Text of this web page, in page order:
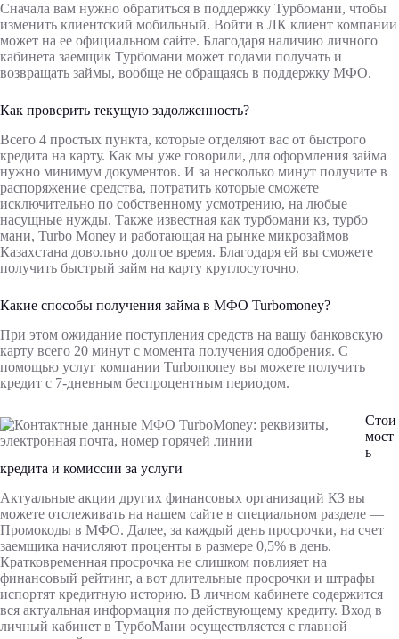
Сначала вам нужно обратиться в поддержку Турбомани, чтобы
изменить клиентский мобильный. Войти в ЛК клиент компании
может на ее официальном сайте. Благодаря наличию личного
кабинета заемщик Турбомани может годами получать и
возвращать займы, вообще не обращаясь в поддержку МФО.
Как проверить текущую задолженность?
Всего 4 простых пункта, которые отделяют вас от быстрого
кредита на карту. Как мы уже говорили, для оформления займа
нужно минимум документов. И за несколько минут получите в
распоряжение средства, потратить которые сможете
исключительно по собственному усмотрению, на любые
насущные нужды. Также известная как турбомани кз, турбо
мани, Turbo Money и работающая на рынке микрозаймов
Казахстана довольно долгое время. Благодаря ей вы сможете
получить быстрый займ на карту круглосуточно.
Какие способы получения займа в МФО Turbomoney?
При этом ожидание поступления средств на вашу банковскую
карту всего 20 минут с момента получения одобрения. С
помощью услуг компании Turbomoney вы можете получить
кредит с 7-дневным беспроцентным периодом.
Стои
мост
ь
кредита и комиссии за услуги
Актуальные акции других финансовых организаций КЗ вы
можете отслеживать на нашем сайте в специальном разделе —
Промокоды в МФО. Далее, за каждый день просрочки, на счет
заемщика начисляют проценты в размере 0,5% в день.
Кратковременная просрочка не слишком повлияет на
финансовый рейтинг, а вот длительные просрочки и штрафы
испортят кредитную историю. В личном кабинете содержится
вся актуальная информация по действующему кредиту. Вход в
личный кабинет в ТурбоМани осуществляется с главной